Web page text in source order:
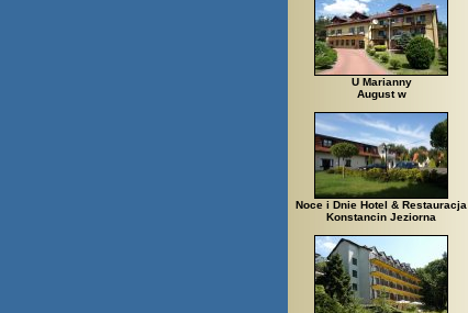
U Marianny
August w
Noce i Dnie Hotel & Restauracja
Konstancin Jeziorna